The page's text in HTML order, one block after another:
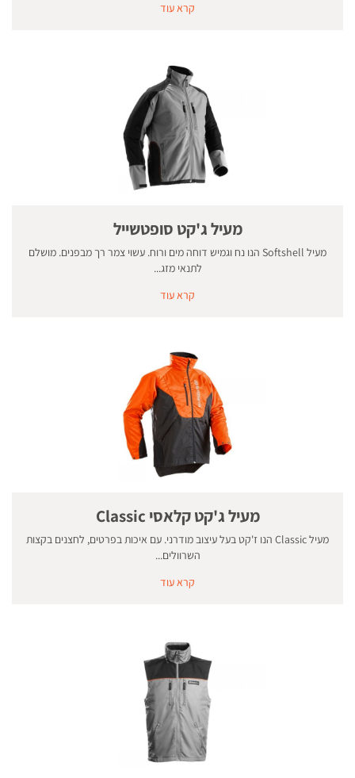
קרא עוד
מעיל ג'קט סופטשייל
מעיל Softshell הנו נח וגמיש דוחה מים ורוח. עשוי צמר רך מבפנים. מושלם
לתנאי מזג...
קרא עוד
מעיל ג'קט קלאסי Classic
מעיל Classic הנו ז'קט בעל עיצוב מודרני. עם איכות בפרטים, לחצנים בקצות
השרוולים...
קרא עוד